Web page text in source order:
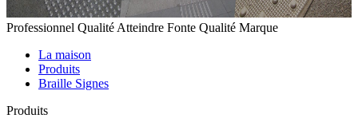
Professionnel Qualité Atteindre Fonte Qualité Marque
La maison
Produits
Braille Signes
Produits